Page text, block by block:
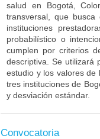
salud en Bogotá,
transversal, que
instituciones
probabilístico o
cumplen por criterios
descriptiva. Se utilizará
estudio y los valores de
tres instituciones de
y desviación estándar.
Convocatoria